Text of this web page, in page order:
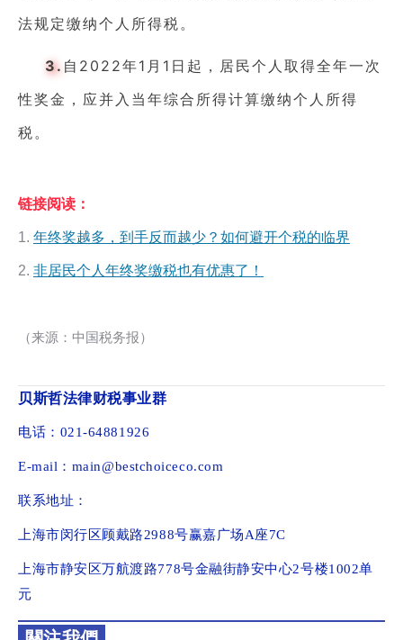
法规定缴纳个人所得税。
3. 自2022年1月1日起，居民个人取得全年一次
性奖金，应并入当年综合所得计算缴纳个人所得
税。
链接阅读：
1. 年终奖越多，到手反而越少？如何避开个税的临界
2. 非居民个人年终奖缴税也有优惠了！
（来源：中国税务报）
贝斯哲法律财税事业群
电话：021-64881926
E-mail：main@bestchoiceco.com
联系地址：
上海市闵行区顾戴路2988号赢嘉广场A座7C
上海市静安区万航渡路778号金融街静安中心2号楼1002单
元